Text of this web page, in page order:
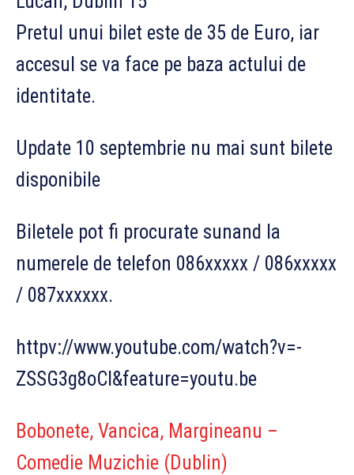
Pretul unui bilet este de 35 de Euro, iar
accesul se va face pe baza actului de
identitate.
Update 10 septembrie nu mai sunt bilete
disponibile
Biletele pot fi procurate sunand la
numerele de telefon 086xxxxx / 086xxxxx
/ 087xxxxxx.
httpv://www.youtube.com/watch?v=-
ZSSG3g8oCI&feature=youtu.be
Bobonete, Vancica, Margineanu –
Comedie Muzichie (Dublin)